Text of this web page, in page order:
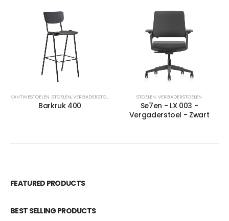
KANTINESTOELEN,STOELEN,VERGADERSTOELEN
Barkruk 400
STOELEN,VERGADERSTOELEN
Se7en - LX 003 -
Vergaderstoel - Zwart
FEATURED PRODUCTS
BEST SELLING PRODUCTS